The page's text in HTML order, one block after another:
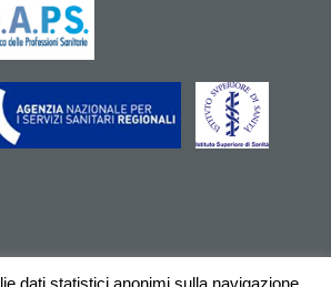
sanitaria
dati statistici anonimi sulla navigazione,